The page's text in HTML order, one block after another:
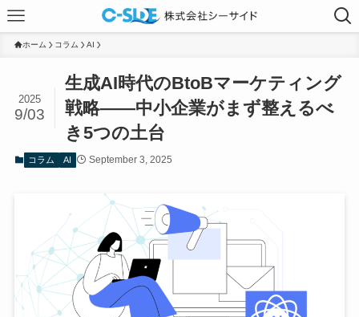
ホーム コラム AI
生成AI時代のBtoBマーケティング
戦略——中小企業がまず整えるべ
き5つの土台
2025
9/03
コラム AI September 3, 2025